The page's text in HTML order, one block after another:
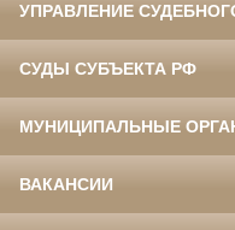
УПРАВЛЕНИЕ
СУДЫ СУБЪЕКТА РФ
МУНИЦИПАЛЬНЫЕ
ВАКАНСИИ